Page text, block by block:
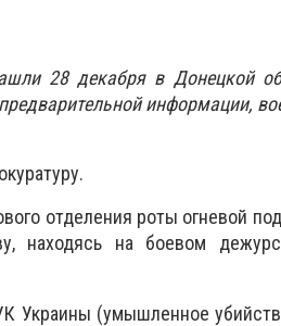
28 декабря в Донецкой
информации,
отделения роты огневой
находясь на боевом
Украины (умышленное